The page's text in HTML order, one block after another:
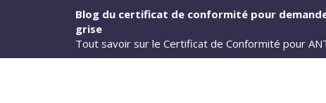
Aller au contenu principalBlog du certificat de conformité pour
grise
Tout savoir sur le Certificat de Conformité pour